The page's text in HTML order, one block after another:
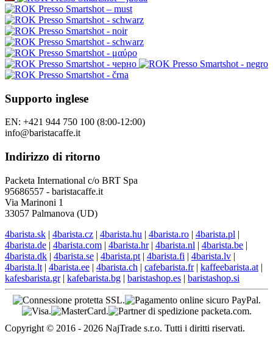
Supporto inglese
EN: +421 944 750 100 (8:00-12:00)
info@baristacaffe.it
Indirizzo di ritorno
Packeta International c/o BRT Spa
95686557 - baristacaffe.it
Via Marinoni 1
33057 Palmanova (UD)
4barista.sk | 4barista.cz | 4barista.hu | 4barista.ro | 4barista.pl |
4barista.de | 4barista.com | 4barista.hr| 4barista.nl | 4barista.be |
4barista.dk | 4barista.se | 4barista.pt | 4barista.fi | 4barista.lv |
4barista.lt | 4barista.ee | 4barista.ch | cafebarista.fr| kaffeebarista.at |
kafesbarista.gr| kafebarista.bg | baristashop.es | baristashop.si
Copyright © 2016 - 2026 NajTrade s.r.o. Tutti i diritti riservati.